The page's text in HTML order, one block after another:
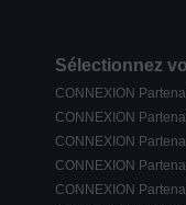
Sélectionnez
CONNEXION
CONNEXION
CONNEXION
CONNEXION
CONNEXION